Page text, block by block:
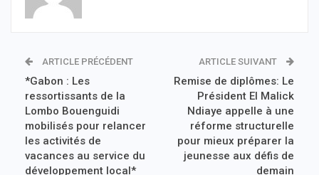
ARTICLE PRÉCÉDENT
*Gabon : Les
ressortissants de la
Lombo Bouenguidi
mobilisés pour relancer
les activités de
vacances au service du
développement local*
ARTICLE SUIVANT
Remise de diplômes: Le
Président El Malick
Ndiaye appelle à une
réforme structurelle
pour mieux préparer la
jeunesse aux défis de
demain